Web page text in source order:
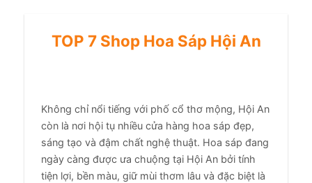
TOP 7 Shop Hoa Sáp Hội An
Không chỉ nổi tiếng với phố cổ thơ mộng, Hội An
còn là nơi hội tụ nhiều cửa hàng hoa sáp đẹp,
sáng tạo và đậm chất nghệ thuật. Hoa sáp đang
ngày càng được ưa chuộng tại Hội An bởi tính
tiện lợi, bền màu, giữ mùi thơm lâu và đặc biệt là